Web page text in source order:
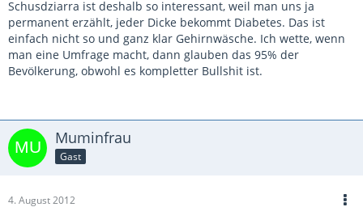
Schusdziarra ist deshalb so interessant, weil man uns ja
permanent erzählt, jeder Dicke bekommt Diabetes. Das ist
einfach nicht so und ganz klar Gehirnwäsche. Ich wette, wenn
man eine Umfrage macht, dann glauben das 95% der
Bevölkerung, obwohl es kompletter Bullshit ist.
Muminfrau
Gast
4. August 2012